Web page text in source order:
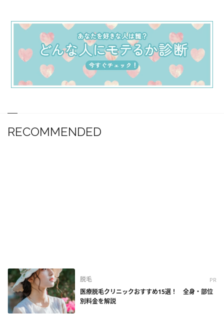
RECOMMENDED
脱毛 PR
医療脱毛クリニックおすすめ15選！ 全身・部位
別料金を解説